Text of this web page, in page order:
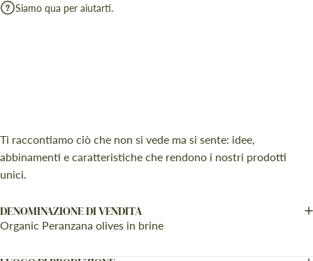
Siamo qua per aiutarti.
Ti raccontiamo ciò che non si vede ma si sente: idee,
abbinamenti e caratteristiche che rendono i nostri prodotti
unici.
DENOMINAZIONE DI VENDITA
Organic Peranzana olives in brine